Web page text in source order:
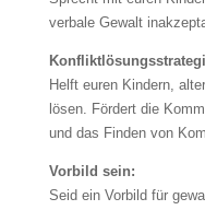
verbale Gewalt
Helft euren Kindern,
lösen. Fördert die
und das Finden von
Vorbild sein:
Seid ein Vorbild für